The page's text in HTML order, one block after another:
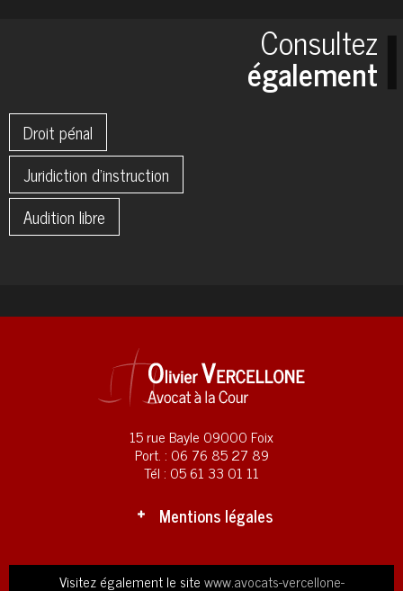
Consultez
également
Droit pénal
Juridiction d'instruction
Audition libre
15 rue Bayle 09000 Foix
Port. : 06 76 85 27 89
Tél : 05 61 33 01 11
Mentions légales
Visitez également le sitewww.avocats-vercellone-